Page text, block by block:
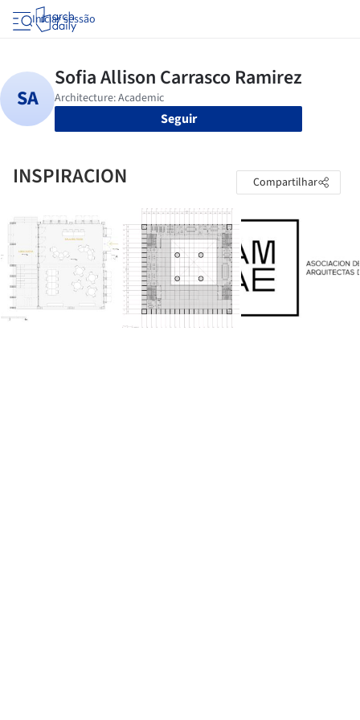
Iniciar sessão
Seguir
INSPIRACION Compartilhar